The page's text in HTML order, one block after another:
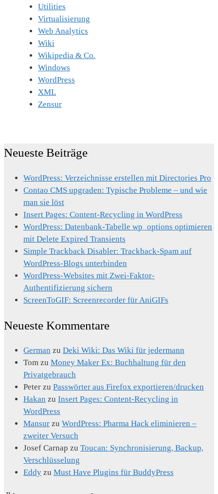
Utilities
Virtualisierung
Web Analytics
Wiki
Wikipedia & Co.
Windows
WordPress
XML
Zensur
Neueste Beiträge
WordPress: Verzeichnisse erstellen mit Directories Pro
Contao CMS upgraden: Typische Probleme – und wie
man sie löst
Insert Pages: Content-Recycling in WordPress
WordPress: Datenbank-Tabelle wp_options optimieren
mit Delete Expired Transients
Simple Trackback Disabler: Trackback-Spam auf
WordPress-Blogs unterbinden
WordPress-Websites mit Zwei-Faktor-
Authentifizierung sichern
ScreenToGIF: Screenrecorder für AniGIFs
Neueste Kommentare
German zu Deki Wiki: Das Wiki für jedermann
Tom zu Money Maker Ex: Buchhaltung für den
Privatgebrauch
Peter zu Passwörter aus Firefox exportieren/drucken
Hakan zu Insert Pages: Content-Recycling in
WordPress
Mansur zu WordPress: Pharma Hack eliminieren –
zweiter Versuch
Josef Carnap zu Toucan: Synchronisierung, Backup,
Verschlüsselung
Eddy zu Must Have Plugins für BuddyPress